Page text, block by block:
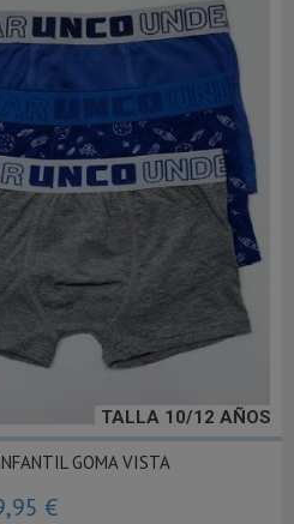
TALLA 10/12 AÑOS
GOMA VISTA
€